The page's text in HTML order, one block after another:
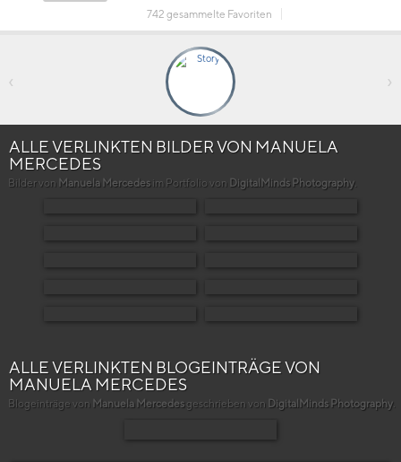
742 gesammelte Favoriten
‹ ›
ALLE VERLINKTEN BILDER VON MANUELA
MERCEDES
Bilder von Manuela Mercedesim Portfolio von DigitalMinds Photography.
ALLE VERLINKTEN BLOGEINTRÄGE VON
MANUELA MERCEDES
Blogeinträge von Manuela Mercedesgeschrieben von DigitalMinds Photography.